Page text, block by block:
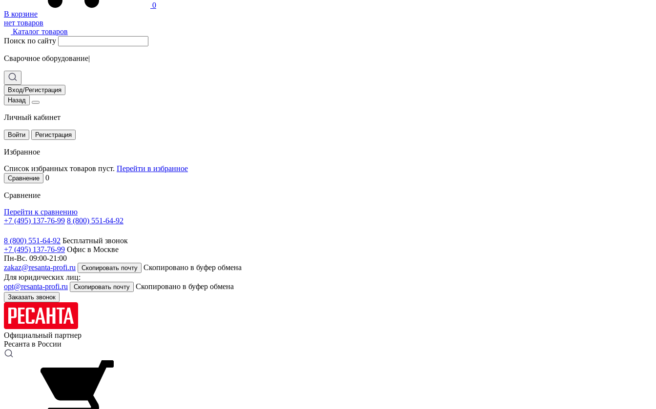
0
В корзине
нет товаров
Каталог товаров
Поиск по сайту
Сварочное оборудование|
Вход/Регистрация
Назад
Личный кабинет
Войти Регистрация
Избранное
Список избранных товаров пуст. Перейти в избранное
Сравнение 0
Сравнение
Перейти к сравнению
+7 (495) 137-76-99 8 (800) 551-64-92
8 (800) 551-64-92 Бесплатный звонок
+7 (495) 137-76-99 Офис в Москве
Пн-Вс. 09:00-21:00
zakaz@resanta-profi.ru
Скопировать почту
Скопировано в буфер обмена
Для юридических лиц:
opt@resanta-profi.ru
Скопировать почту Скопировано в буфер обмена
Заказать звонок
Официальный партнер
Ресанта в России